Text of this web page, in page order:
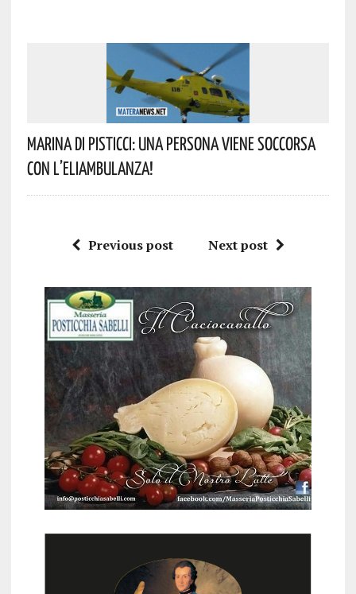
Marina Di Pisticci: Una Persona Viene Soccorsa
Con L’eliambulanza!
Previous post Next post